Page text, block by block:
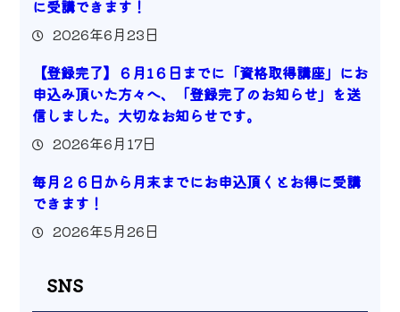
に受講できます！
2026年6月23日
【登録完了】６月1６日までに「資格取得講座」にお
申込み頂いた方々へ、「登録完了のお知らせ」を送
信しました。大切なお知らせです。
2026年6月17日
毎月２６日から月末までにお申込頂くとお得に受講
できます！
2026年5月26日
SNS